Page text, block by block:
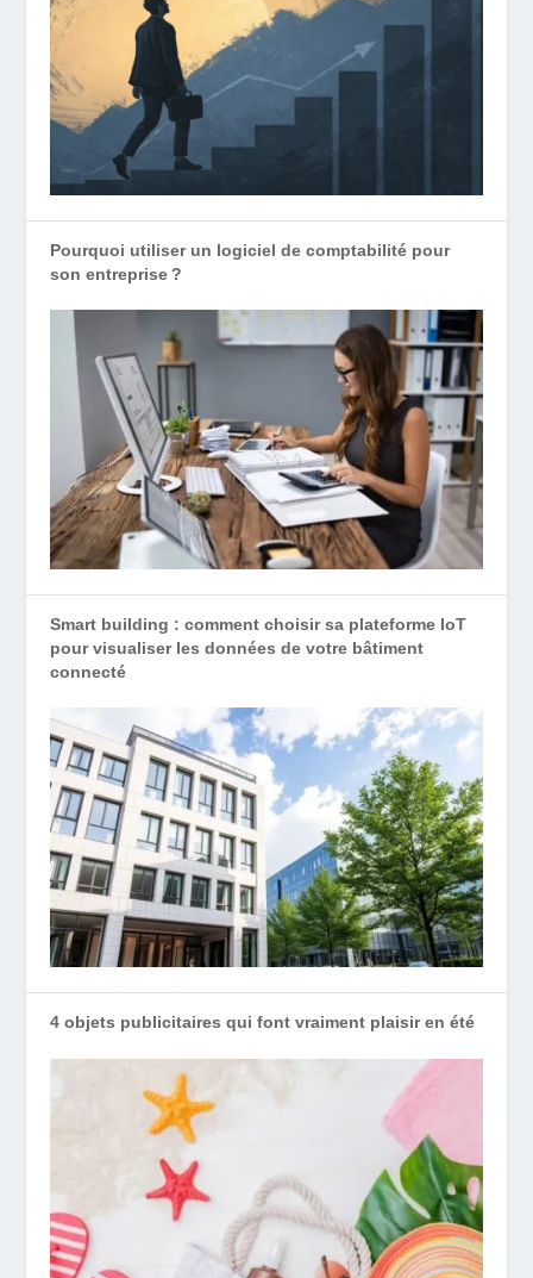
Pourquoi utiliser un logiciel de comptabilité pour
son entreprise ?
Smart building : comment choisir sa plateforme IoT
pour visualiser les données de votre bâtiment
connecté
4 objets publicitaires qui font vraiment plaisir en été